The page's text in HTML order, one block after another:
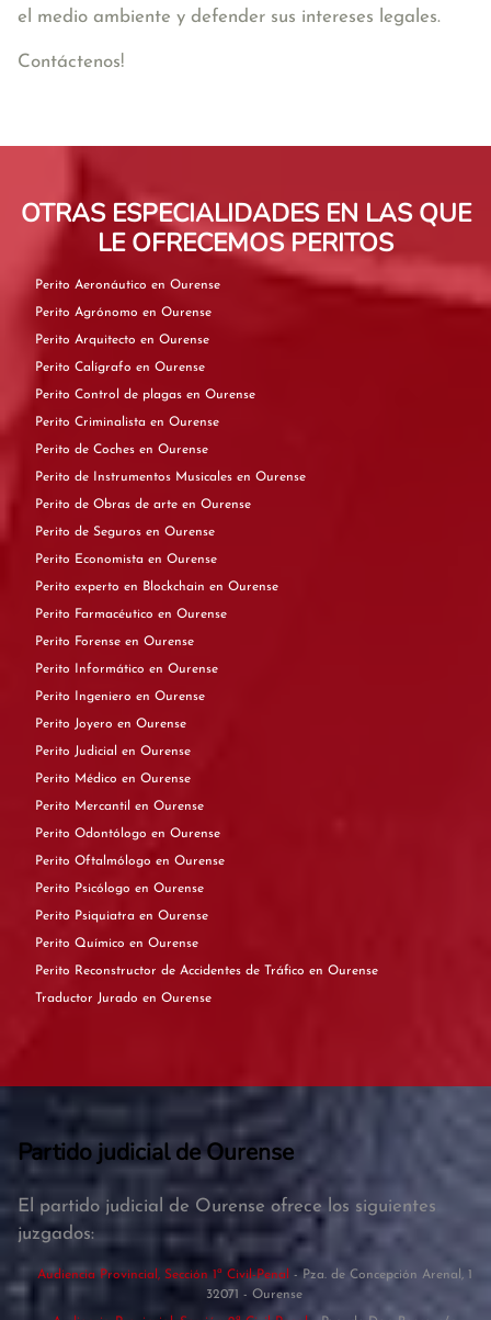
el medio ambiente y defender sus intereses legales.
Contáctenos!
OTRAS ESPECIALIDADES EN LAS QUE
LE OFRECEMOS PERITOS
Perito Aeronáutico en Ourense
Perito Agrónomo en Ourense
Perito Arquitecto en Ourense
Perito Calígrafo en Ourense
Perito Control de plagas en Ourense
Perito Criminalista en Ourense
Perito de Coches en Ourense
Perito de Instrumentos Musicales en Ourense
Perito de Obras de arte en Ourense
Perito de Seguros en Ourense
Perito Economista en Ourense
Perito experto en Blockchain en Ourense
Perito Farmacéutico en Ourense
Perito Forense en Ourense
Perito Informático en Ourense
Perito Ingeniero en Ourense
Perito Joyero en Ourense
Perito Judicial en Ourense
Perito Médico en Ourense
Perito Mercantil en Ourense
Perito Odontólogo en Ourense
Perito Oftalmólogo en Ourense
Perito Psicólogo en Ourense
Perito Psiquiatra en Ourense
Perito Químico en Ourense
Perito Reconstructor de Accidentes de Tráfico en Ourense
Traductor Jurado en Ourense
Partido judicial de Ourense
El partido judicial de Ourense ofrece los siguientes
juzgados:
Audiencia Provincial, Sección 1ª Civil-Penal - Pza. de Concepción Arenal, 1
32071 - Ourense